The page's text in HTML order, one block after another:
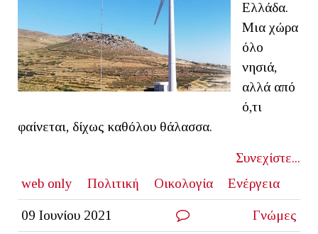
Ελλάδα.
Μια χώρα
όλο
νησιά,
αλλά από
ό,τι
φαίνεται, δίχως καθόλου θάλασσα.
Συνεχίστε...
web only
Πολιτική Οικολογία Ενέργεια
09 Ιουνίου 2021 Γνώμες